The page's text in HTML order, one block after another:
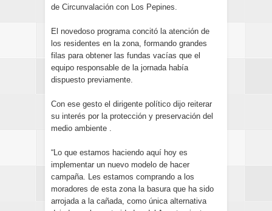
de Circunvalación con Los Pepines.
El novedoso programa concitó la atención de
los residentes en la zona, formando grandes
filas para obtener las fundas vacías que el
equipo responsable de la jornada había
dispuesto previamente.
Con ese gesto el dirigente político dijo reiterar
su interés por la protección y preservación del
medio ambiente .
“Lo que estamos haciendo aquí hoy es
implementar un nuevo modelo de hacer
campaña. Les estamos comprando a los
moradores de esta zona la basura que ha sido
arrojada a la cañada, como única alternativa